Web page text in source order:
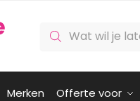
zoeken
Merken Offerte voor